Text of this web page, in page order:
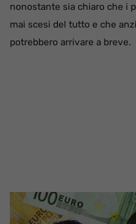
nonostante sia chiaro che i
mai scesi del tutto e che
potrebbero arrivare a breve.